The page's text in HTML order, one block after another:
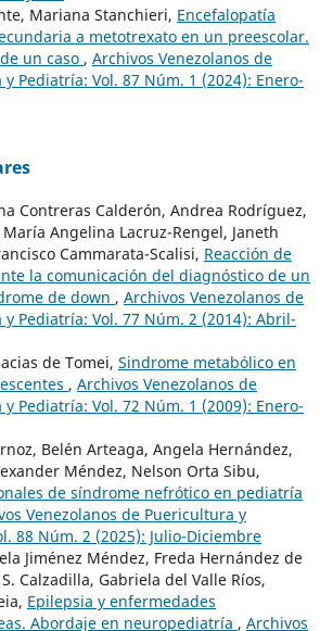
Mariana Stanchieri, Encefalopatía
a metotrexato en un preescolar.
un caso , Archivos Venezolanos de
Pediatría: Vol. 87 Núm. 1 (2024): Enero-
Contreras Calderón, Andrea Rodríguez,
Angelina Lacruz-Rengel, Janeth
Cammarata-Scalisi, Reacción de
la comunicación del diagnóstico de un
de down , Archivos Venezolanos de
Pediatría: Vol. 77 Núm. 2 (2014): Abril-
de Tomei, Sindrome metabólico en
, Archivos Venezolanos de
Pediatría: Vol. 72 Núm. 1 (2009): Enero-
Belén Arteaga, Angela Hernández,
Méndez, Nelson Orta Sibu,
de síndrome nefrótico en pediatría
Venezolanos de Puericultura y
88 Núm. 2 (2025): Julio-Diciembre
Jiménez Méndez, Freda Hernández de
Calzadilla, Gabriela del Valle Ríos,
Epilepsia y enfermedades
Abordaje en neuropediatría , Archivos